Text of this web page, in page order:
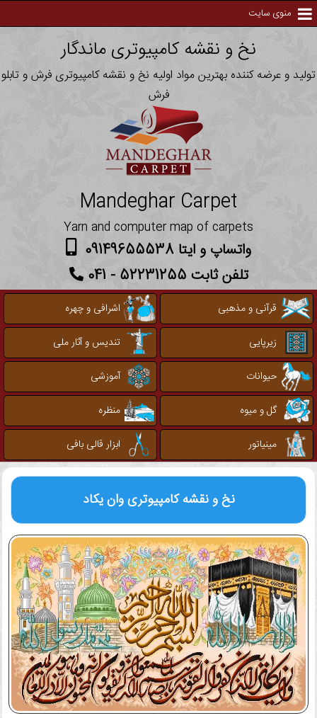
منوی سایت
نخ و نقشه کامپیوتری ماندگار
تولید و عرضه کننده بهترین مواد اولیه نخ و نقشه کامپیوتری فرش و تابلو
فرش
Mandeghar Carpet
Yarn and computer map of carpets
واتساپ و ایتا 09149655538
تلفن ثابت 52231255 - 041
قرآنی و مذهبی
اشرافی و چهره
زیرپایی
تندیس و آثار ملی
حیوانات
آموزشی
گل و میوه
منظره
مینیاتور
ابزار قالی بافی
نخ و نقشه کامپیوتریوان یکاد